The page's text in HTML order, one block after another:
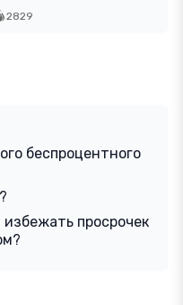
2829
беспроцентного
просрочек